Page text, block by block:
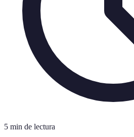
5 min de lectura